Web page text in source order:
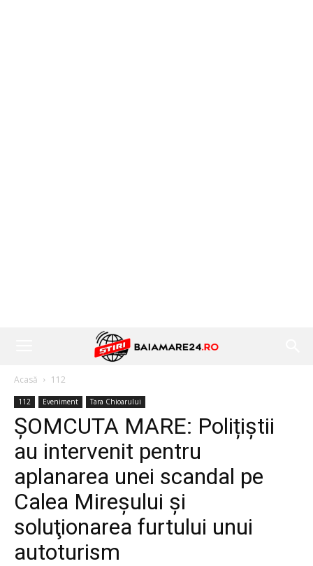
Acasă 112
112 Eveniment Tara Chioarului
ȘOMCUTA MARE: Polițiștii
au intervenit pentru
aplanarea unei scandal pe
Calea Mireșului şi
soluţionarea furtului unui
autoturism